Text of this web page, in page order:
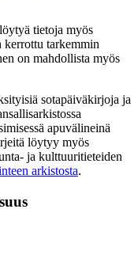
tietoja myös
kerrottu tarkemmin
on mahdollista myös
sotapäiväkirjoja ja
apuvälineinä
löytyy myös
ja kulttuuritieteiden
arkistosta.